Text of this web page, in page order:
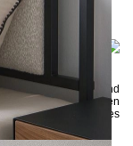
die sich auch vor und
zum ausgedehnten
Das Design des